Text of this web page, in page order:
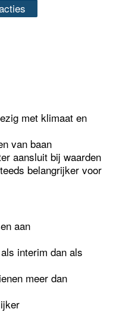
met klimaat en
van baan
aansluit bij waarden
belangrijker voor
aan
interim dan als
meer dan